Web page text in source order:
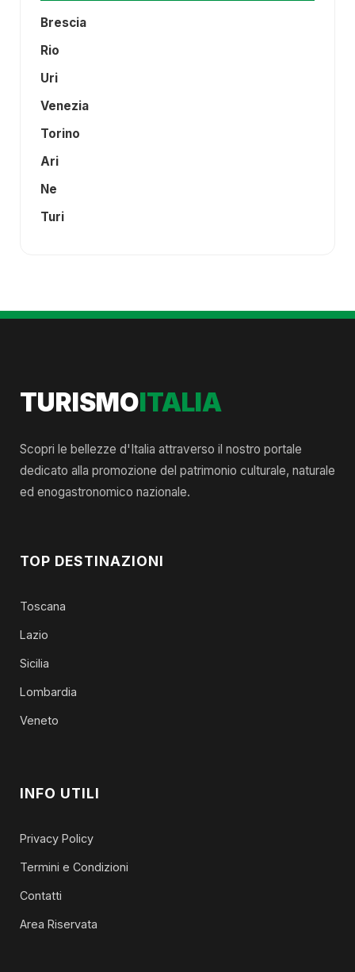
Brescia
Rio
Uri
Venezia
Torino
Ari
Ne
Turi
TURISMOITALIA
Scopri le bellezze d'Italia attraverso il nostro portale
dedicato alla promozione del patrimonio culturale, naturale
ed enogastronomico nazionale.
TOP DESTINAZIONI
Toscana
Lazio
Sicilia
Lombardia
Veneto
INFO UTILI
Privacy Policy
Termini e Condizioni
Contatti
Area Riservata